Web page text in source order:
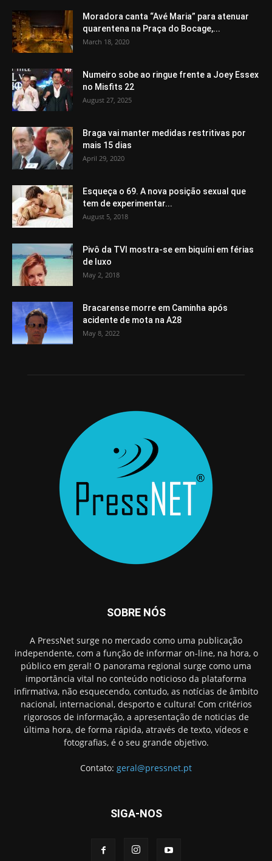
Moradora canta “Avé Maria” para atenuar
quarentena na Praça do Bocage,...
March 18, 2020
Numeiro sobe ao ringue frente a Joey Essex
no Misfits 22
August 27, 2025
Braga vai manter medidas restritivas por
mais 15 dias
April 29, 2020
Esqueça o 69. A nova posição sexual que
tem de experimentar...
August 5, 2018
Pivô da TVI mostra-se em biquíni em férias
de luxo
May 2, 2018
Bracarense morre em Caminha após
acidente de mota na A28
May 8, 2022
SOBRE NÓS
A PressNet surge no mercado como uma publicação
independente, com a função de informar on-line, na hora, o
público em geral! O panorama regional surge como uma
importância vital no conteúdo noticioso da plataforma
infirmativa, não esquecendo, contudo, as notícias de âmbito
nacional, internacional, desporto e cultura! Com critérios
rigorosos de informação, a apresentação de noticias de
última hora, de forma rápida, através de texto, vídeos e
fotografias, é o seu grande objetivo.
Contato: geral@pressnet.pt
SIGA-NOS